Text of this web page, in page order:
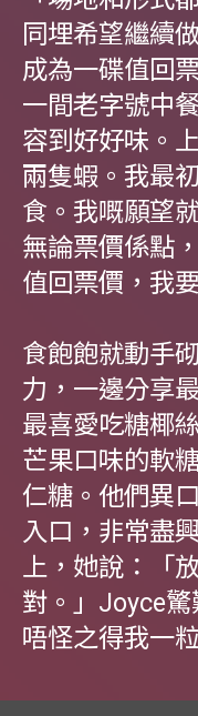
同埋希望繼續
成為一碟值回
一間老字號中
容到好好味。
兩隻蝦。我最
食。我嘅願望
無論票價係點
值回票價，我
食飽飽就動手
力，一邊分享
最喜愛吃糖椰
芒果口味的軟
仁糖。他們異
入口，非常盡
上，她說：「
對。」Joyce
唔怪之得我一